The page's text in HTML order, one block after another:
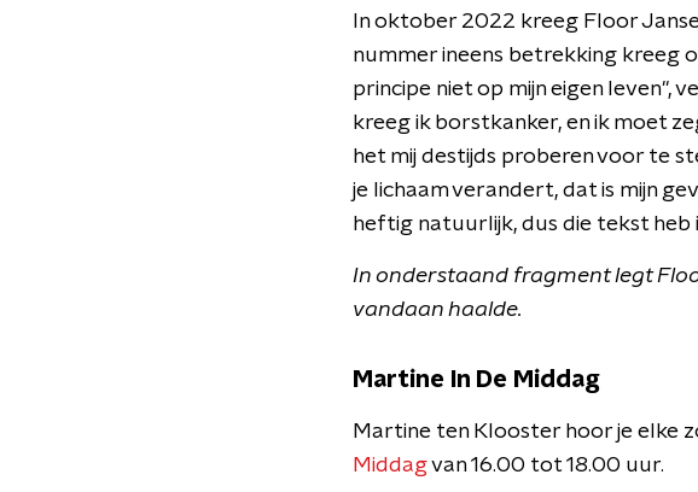
In oktober 2022 kreeg Floor
nummer ineens betrekking kreeg
principe niet op mijn eigen leven",
kreeg ik borstkanker, en ik moet
het mij destijds proberen voor te
je lichaam verandert, dat is mijn
heftig natuurlijk, dus die tekst heb
In onderstaand fragment legt
vandaan haalde.
Martine In De Middag
Martine ten Klooster hoor je elke
Middagvan 16.00 tot 18.00 uur.